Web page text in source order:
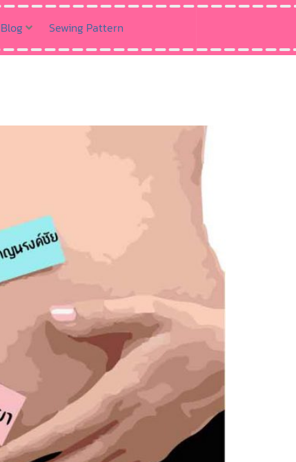
Blog Sewing Pattern